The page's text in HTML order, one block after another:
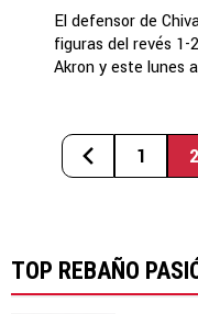
El defensor de
figuras del revés
Akron y este lunes
1 2
TOP REBAÑO